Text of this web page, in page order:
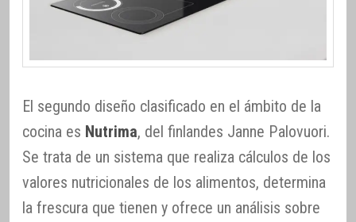
El segundo diseño clasificado en el ámbito de la
cocina es Nutrima, del finlandes Janne Palovuori.
Se trata de un sistema que realiza cálculos de los
valores nutricionales de los alimentos, determina
la frescura que tienen y ofrece un análisis sobre